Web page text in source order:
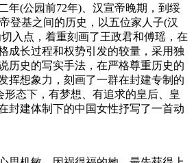
年(公园前72年)、汉宣帝晚期，到绥
登基之间的历史，以五位家人子(汉
入点，着重刻画了王政君和傅瑶，在
成长过程和权势引发的较量，采用独
历史的写实手法，在严格尊重历史的
挥想象力，刻画了一群在封建专制的
形态下，有梦想、有追求的皇后、皇
封建体制下的中国女性抒写了一首动